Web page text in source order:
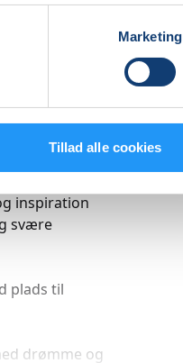
Marketing
Tillad alle cookies
og nærvær
inspiration
svære
plads til
drømme og